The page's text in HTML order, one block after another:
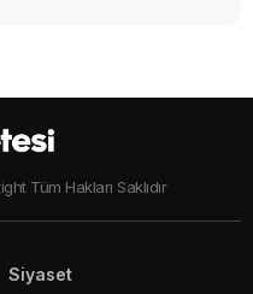
Tüm Hakları Saklıdır
Siyaset